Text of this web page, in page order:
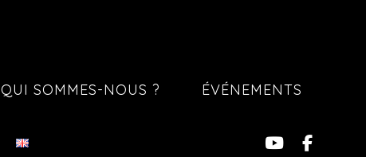
QUI SOMMES-NOUS ? ÉVÉNEMENTS